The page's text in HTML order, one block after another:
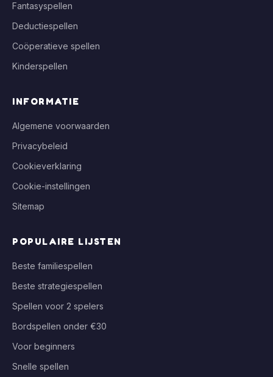
Fantasyspellen
Deductiespellen
Coöperatieve spellen
Kinderspellen
INFORMATIE
Algemene voorwaarden
Privacybeleid
Cookieverklaring
Cookie-instellingen
Sitemap
POPULAIRE LIJSTEN
Beste familiespellen
Beste strategiespellen
Spellen voor 2 spelers
Bordspellen onder €30
Voor beginners
Snelle spellen